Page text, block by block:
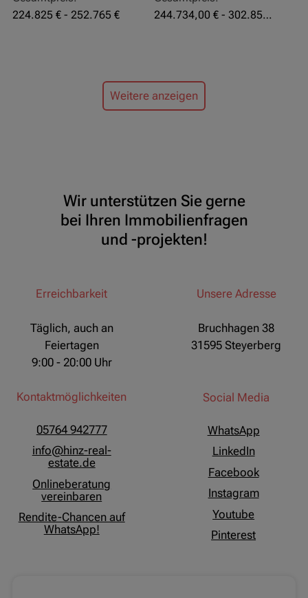
224.825 € - 252.765 €
244.734,00 € - 302.855,00 €
Weitere anzeigen
Wir unterstützen Sie gerne
bei Ihren Immobilienfragen
und -projekten!
Erreichbarkeit
Täglich, auch an
Feiertagen
9:00 - 20:00 Uhr
Kontaktmöglichkeiten
05764 942777
info@hinz-real-
estate.de
Onlineberatung
vereinbaren
Rendite-Chancen auf
WhatsApp!
Unsere Adresse
Bruchhagen 38
31595 Steyerberg
Social Media
WhatsApp
LinkedIn
Facebook
Instagram
Youtube
Pinterest